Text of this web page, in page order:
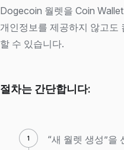
Dogecoin 월렛을 Coin
개인정보를 제공하지 않고도
할 수 있습니다.
절차는 간단합니다:
“새 월렛 생성”을